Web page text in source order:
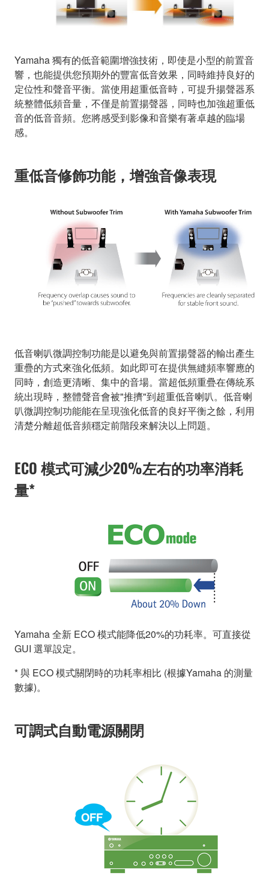
Yamaha 獨有的低音範圍增強技術，即使是小型的前置音
響，也能提供您預期外的豐富低音效果，同時維持良好的
定位性和聲音平衡。當使用超重低音時，可提升揚聲器系
統整體低頻音量，不僅是前置揚聲器，同時也加強超重低
音的低音音頻。您將感受到影像和音樂有著卓越的臨場
感。
重低音修飾功能，增強音像表現
低音喇叭微調控制功能是以避免與前置揚聲器的輸出產生
重疊的方式來強化低頻。如此即可在提供無縫頻率響應的
同時，創造更清晰、集中的音場。當超低頻重疊在傳統系
統出現時，整體聲音會被"推擠"到超重低音喇叭。低音喇
叭微調控制功能能在呈現強化低音的良好平衡之餘，利用
清楚分離超低音頻穩定前階段來解決以上問題。
ECO 模式可減少20%左右的功率消耗
量*
Yamaha 全新 ECO 模式能降低20%的功耗率。可直接從
GUI 選單設定。
* 與 ECO 模式關閉時的功耗率相比 (根據Yamaha 的測量
數據)。
可調式自動電源關閉